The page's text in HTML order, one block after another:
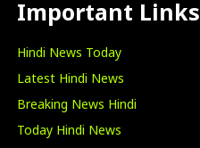
Important Links
Hindi News Today
Latest Hindi News
Breaking News Hindi
Today Hindi News